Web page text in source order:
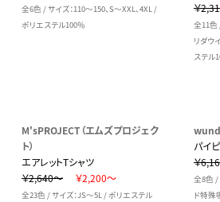
全6色 / サイズ：110～150、S～XXL、4XL /
ポリエステル100％
￥
全11色
リダウ
ステル
M'sPROJECT（エムズプロジェク
ト）
エアレットTシャツ
￥2,640～
￥2,200～
全23色 / サイズ：JS～5L / ポリエステル
パイ
￥
全8色 /
ド特殊